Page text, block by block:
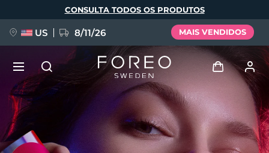
principal
CONSULTA TODOS OS PRODUTOS
US 8/11/26 MAIS VENDIDOS
Entrar
Perfil de usuário
NOVIDADE
BREAKING NEWS
Idioma